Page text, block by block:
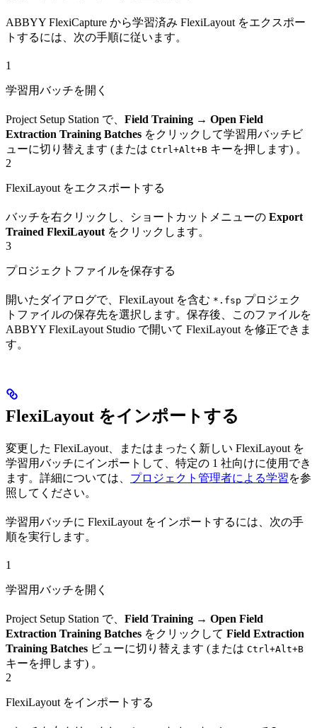
ABBYY FlexiCapture から学習済み FlexiLayout をエクスポー
トするには、次の手順に従います。
1
学習用バッチを開く
Project Setup Station で、 Field Training → Open Field
Extraction Training Batches をクリックして学習用バッチビ
ューに切り替えます (または Ctrl+Alt+B キーを押します) 。
2
FlexiLayout をエクスポートする
バッチを右クリックし、ショートカットメニューの Export
Trained FlexiLayout をクリックします。
3
プロジェクトファイルを保存する
開いたダイアログで、FlexiLayout を含む *.fsp プロジェク
トファイルの保存先を選択します。保存後、このファイルを
ABBYY FlexiLayout Studio で開いて FlexiLayout を修正できま
す。
FlexiLayout をインポートする
変更した FlexiLayout、またはまったく新しい FlexiLayout を
学習用バッチにインポートして、特定の 1 社向けに使用でき
ます。詳細については、 プロジェクト管理者による学習を参
照してください。
学習用バッチに FlexiLayout をインポートするには、次の手
順を実行します。
1
学習用バッチを開く
Project Setup Station で、 Field Training → Open Field
Extraction Training Batches をクリックして Field Extraction
Training Batches ビューに切り替えます (または Ctrl+Alt+B
キーを押します) 。
2
FlexiLayout をインポートする